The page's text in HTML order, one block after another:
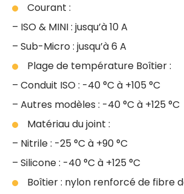
Courant :
– ISO & MINI : jusqu’à 10 A
– Sub-Micro : jusqu’à 6 A
Plage de température Boîtier :
– Conduit ISO : -40 °C à +105 °C
– Autres modèles : -40 °C à +125 °C
Matériau du joint :
– Nitrile : -25 °C à +90 °C
– Silicone : -40 °C à +125 °C
Boîtier : nylon renforcé de fibre